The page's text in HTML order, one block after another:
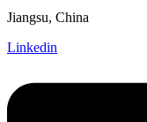
Jiangsu, China
Linkedin